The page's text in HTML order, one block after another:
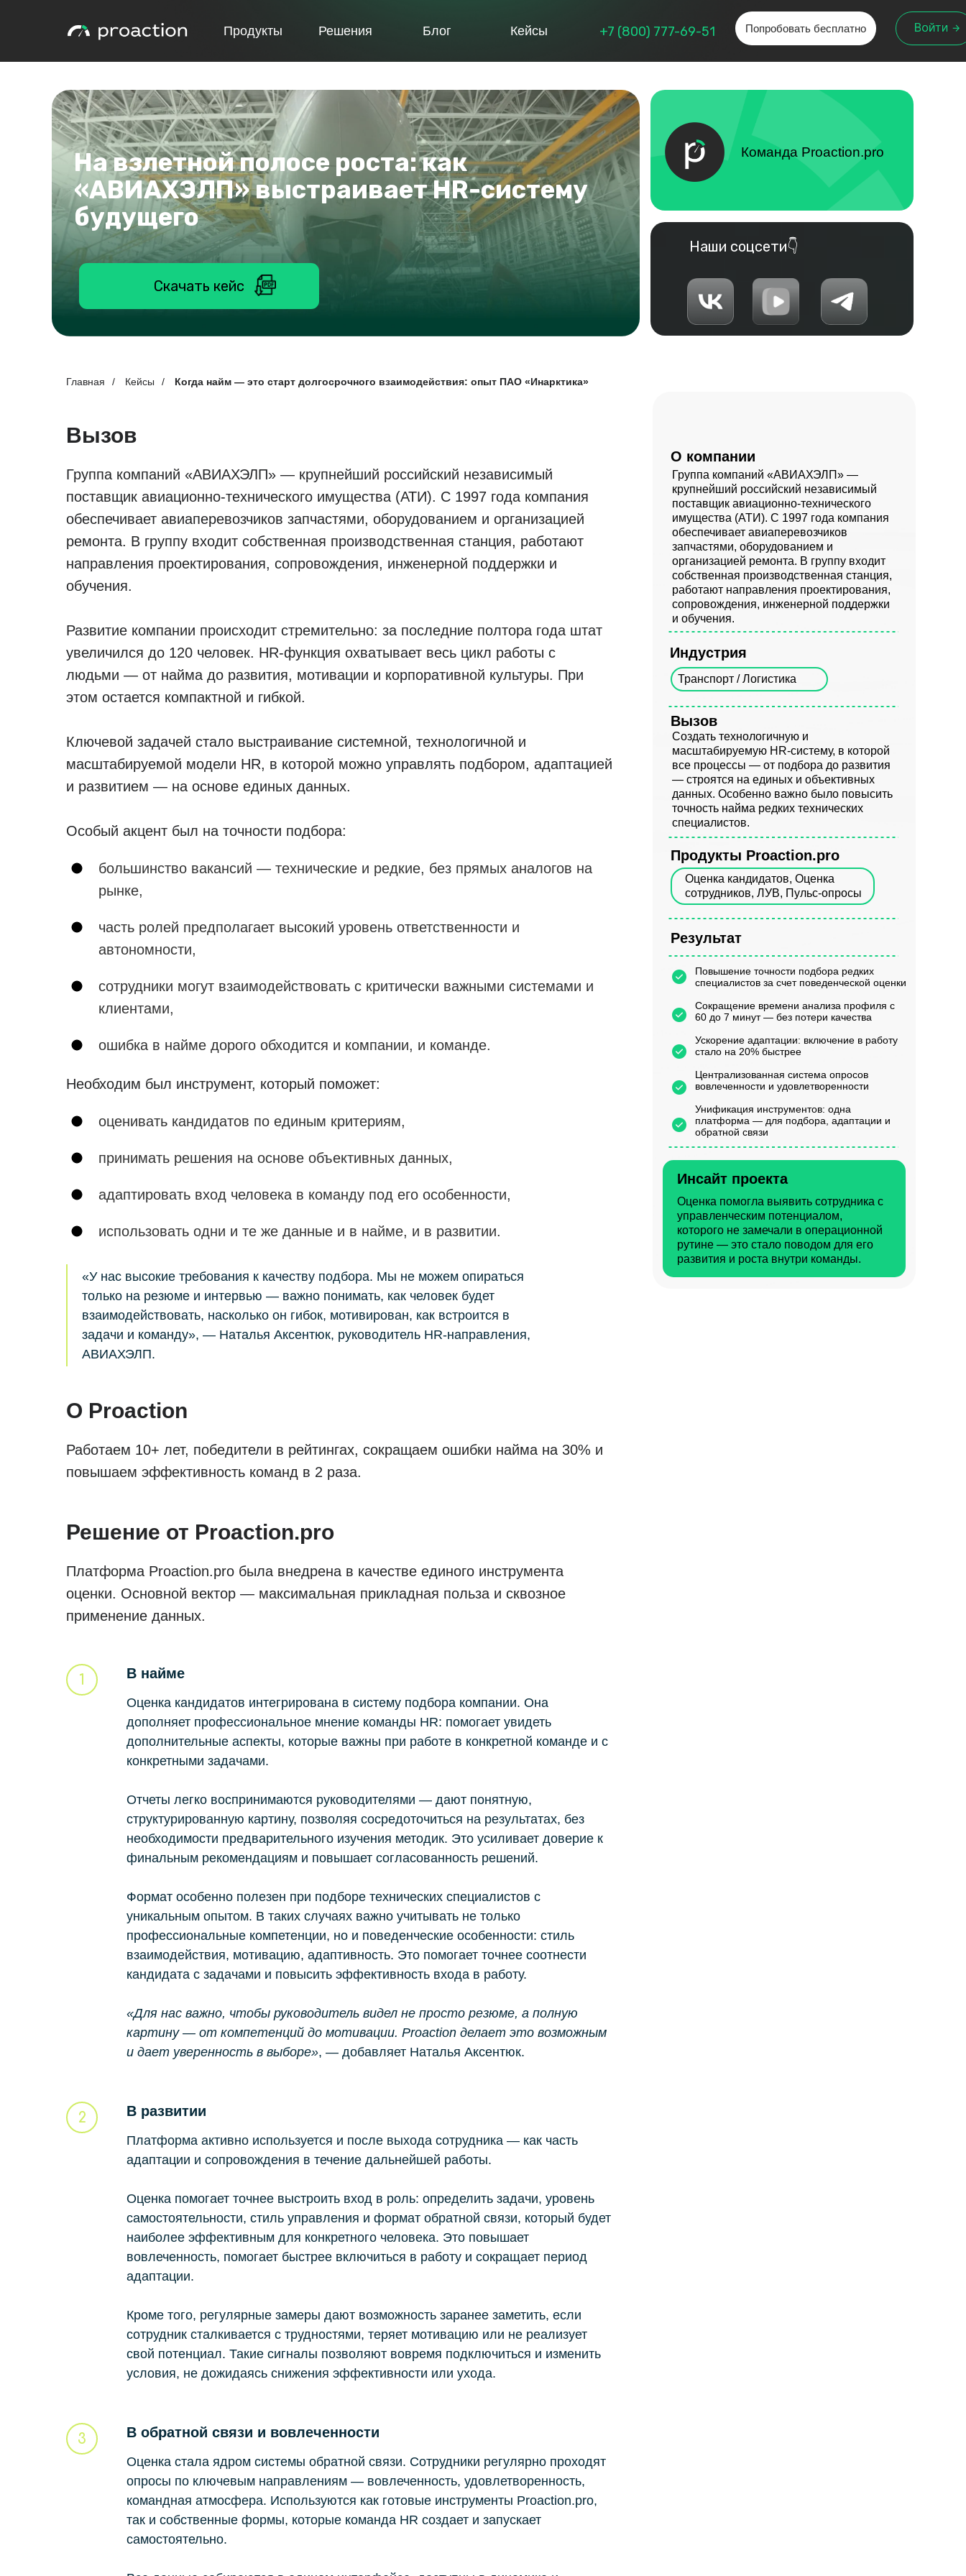
+7 (800) 777-69-51 Попробовать бесплатно
Продукты Блог Кейсы
Решения Войти
Команда Proaction.pro
Наши соцсети👇
На взлетной полосе роста: как
«АВИАХЭЛП» выстраивает HR-систему
будущего
Скачать кейс
Главная / Кейсы / Когда найм — это старт долгосрочного взаимодействия: опыт ПАО «Инарктика»
Оценка помогла выявить сотрудника с
управленческим потенциалом,
которого не замечали в операционной
рутине — это стало поводом для его
развития и роста внутри команды.
Инсайт проекта
Повышение точности подбора редких
специалистов за счет поведенческой оценки
Сокращение времени анализа профиля с
60 до 7 минут — без потери качества
Ускорение адаптации: включение в работу
стало на 20% быстрее
Централизованная система опросов
вовлеченности и удовлетворенности
Унификация инструментов: одна
платформа — для подбора, адаптации и
обратной связи
Результат
Оценка кандидатов, Оценка
сотрудников, ЛУВ, Пульс-опросы
Продукты Proaction.pro
Создать технологичную и
масштабируемую HR-систему, в которой
все процессы — от подбора до развития
— строятся на единых и объективных
данных. Особенно важно было повысить
точность найма редких технических
специалистов.
Вызов
Индустрия
Транспорт / Логистика
Группа компаний «АВИАХЭЛП» —
крупнейший российский независимый
поставщик авиационно-технического
имущества (АТИ). С 1997 года компания
обеспечивает авиаперевозчиков
запчастями, оборудованием и
организацией ремонта. В группу входит
собственная производственная станция,
работают направления проектирования,
сопровождения, инженерной поддержки
и обучения.
О компании
Вызов
Группа компаний «АВИАХЭЛП» — крупнейший российский независимый
поставщик авиационно-технического имущества (АТИ). С 1997 года компания
обеспечивает авиаперевозчиков запчастями, оборудованием и организацией
ремонта. В группу входит собственная производственная станция, работают
направления проектирования, сопровождения, инженерной поддержки и
обучения.
Развитие компании происходит стремительно: за последние полтора года штат
увеличился до 120 человек. HR-функция охватывает весь цикл работы с
людьми — от найма до развития, мотивации и корпоративной культуры. При
этом остается компактной и гибкой.
Ключевой задачей стало выстраивание системной, технологичной и
масштабируемой модели HR, в которой можно управлять подбором, адаптацией
и развитием — на основе единых данных.
Особый акцент был на точности подбора:
большинство вакансий — технические и редкие, без прямых аналогов на
рынке,
часть ролей предполагает высокий уровень ответственности и
автономности,
сотрудники могут взаимодействовать с критически важными системами и
клиентами,
ошибка в найме дорого обходится и компании, и команде.
Необходим был инструмент, который поможет:
оценивать кандидатов по единым критериям,
принимать решения на основе объективных данных,
адаптировать вход человека в команду под его особенности,
использовать одни и те же данные и в найме, и в развитии.
«У нас высокие требования к качеству подбора. Мы не можем опираться
только на резюме и интервью — важно понимать, как человек будет
взаимодействовать, насколько он гибок, мотивирован, как встроится в
задачи и команду», — Наталья Аксентюк, руководитель HR-направления,
АВИАХЭЛП.
О Proaction
Работаем 10+ лет, победители в рейтингах, сокращаем ошибки найма на 30% и
повышаем эффективность команд в 2 раза.
Решение от Proaction.pro
Платформа Proaction.pro была внедрена в качестве единого инструмента
оценки. Основной вектор — максимальная прикладная польза и сквозное
применение данных.
В найме
Оценка кандидатов интегрирована в систему подбора компании. Она
дополняет профессиональное мнение команды HR: помогает увидеть
дополнительные аспекты, которые важны при работе в конкретной команде и с
конкретными задачами.
Отчеты легко воспринимаются руководителями — дают понятную,
структурированную картину, позволяя сосредоточиться на результатах, без
необходимости предварительного изучения методик. Это усиливает доверие к
финальным рекомендациям и повышает согласованность решений.
Формат особенно полезен при подборе технических специалистов с
уникальным опытом. В таких случаях важно учитывать не только
профессиональные компетенции, но и поведенческие особенности: стиль
взаимодействия, мотивацию, адаптивность. Это помогает точнее соотнести
кандидата с задачами и повысить эффективность входа в работу.
«Для нас важно, чтобы руководитель видел не просто резюме, а полную
картину — от компетенций до мотивации. Proaction делает это возможным
и дает уверенность в выборе», — добавляет Наталья Аксентюк.
В развитии
Платформа активно используется и после выхода сотрудника — как часть
адаптации и сопровождения в течение дальнейшей работы.
Оценка помогает точнее выстроить вход в роль: определить задачи, уровень
самостоятельности, стиль управления и формат обратной связи, который будет
наиболее эффективным для конкретного человека. Это повышает
вовлеченность, помогает быстрее включиться в работу и сокращает период
адаптации.
Кроме того, регулярные замеры дают возможность заранее заметить, если
сотрудник сталкивается с трудностями, теряет мотивацию или не реализует
свой потенциал. Такие сигналы позволяют вовремя подключиться и изменить
условия, не дожидаясь снижения эффективности или ухода.
В обратной связи и вовлеченности
Оценка стала ядром системы обратной связи. Сотрудники регулярно проходят
опросы по ключевым направлениям — вовлеченность, удовлетворенность,
командная атмосфера. Используются как готовые инструменты Proaction.pro,
так и собственные формы, которые команда HR создает и запускает
самостоятельно.